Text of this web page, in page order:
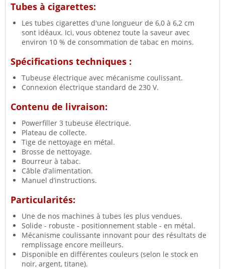
Tubes à cigarettes:
Les tubes cigarettes d'une longueur de 6,0 à 6,2 cm
sont idéaux. Ici, vous obtenez toute la saveur avec
environ 10 % de consommation de tabac en moins.
Spécifications techniques :
Tubeuse électrique avec mécanisme coulissant.
Connexion électrique standard de 230 V.
Contenu de livraison:
Powerfiller 3 tubeuse électrique.
Plateau de collecte.
Tige de nettoyage en métal.
Brosse de nettoyage.
Bourreur à tabac.
Câble d’alimentation.
Manuel d’instructions.
Particularités:
Une de nos machines à tubes les plus vendues.
Solide - robuste - positionnement stable - en métal.
Mécanisme coulissante innovant pour des résultats de
remplissage encore meilleurs.
Disponible en différentes couleurs (selon le stock en
noir, argent, titane).